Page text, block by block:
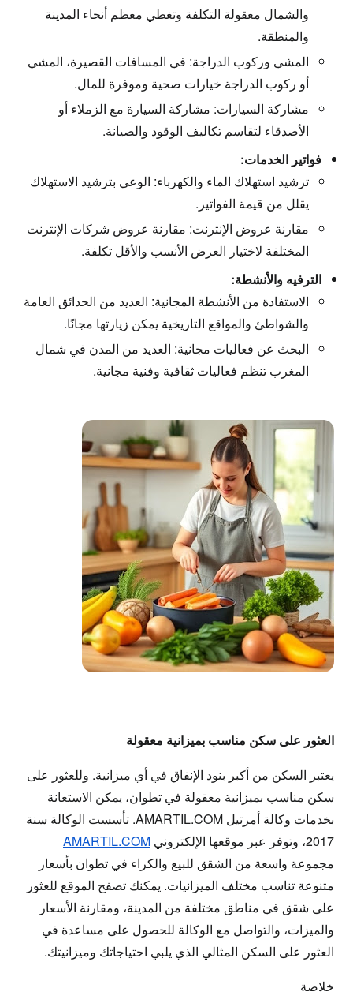
والشمال معقولة التكلفة وتغطي معظم أنحاء المدينة
والمنطقة.
المشي وركوب الدراجة: في المسافات القصيرة، المشي
أو ركوب الدراجة خيارات صحية وموفرة للمال.
مشاركة السيارات: مشاركة السيارة مع الزملاء أو
الأصدقاء لتقاسم تكاليف الوقود والصيانة.
فواتير الخدمات:
ترشيد استهلاك الماء والكهرباء: الوعي بترشيد الاستهلاك
يقلل من قيمة الفواتير.
مقارنة عروض الإنترنت: مقارنة عروض شركات الإنترنت
المختلفة لاختيار العرض الأنسب والأقل تكلفة.
الترفيه والأنشطة:
الاستفادة من الأنشطة المجانية: العديد من الحدائق العامة
والشواطئ والمواقع التاريخية يمكن زيارتها مجانًا.
البحث عن فعاليات مجانية: العديد من المدن في شمال
المغرب تنظم فعاليات ثقافية وفنية مجانية.
العثور على سكن مناسب بميزانية معقولة
يعتبر السكن من أكبر بنود الإنفاق في أي ميزانية. وللعثور على
سكن مناسب بميزانية معقولة في تطوان، يمكن الاستعانة
بخدمات وكالة أمرتيل AMARTIL.COM
. تأسست الوكالة سنة
2017، وتوفر عبر موقعها الإلكتروني
AMARTIL.COM
مجموعة واسعة من الشقق للبيع والكراء في تطوان بأسعار
متنوعة تناسب مختلف الميزانيات. يمكنك تصفح الموقع للعثور
على شقق في مناطق مختلفة من المدينة، ومقارنة الأسعار
والميزات، والتواصل مع الوكالة للحصول على مساعدة في
العثور على السكن المثالي الذي يلبي احتياجاتك وميزانيتك.
خلاصة